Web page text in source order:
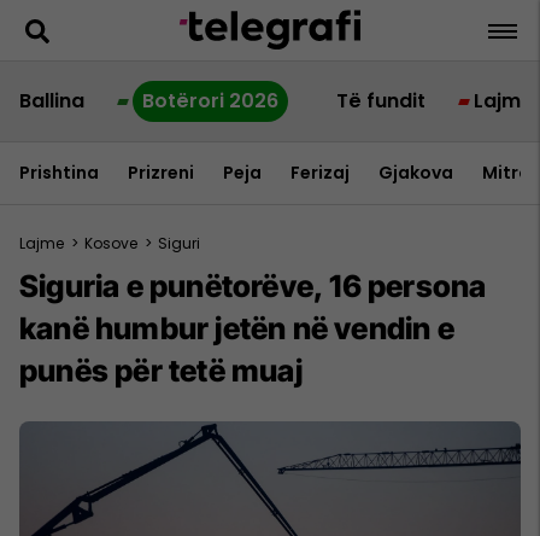
Ballina Botërori 2026 Të fundit Lajme
Prishtina Prizreni Peja Ferizaj Gjakova
Lajme > Kosove > Siguri
Siguria e punëtorëve, 16 persona
kanë humbur jetën në vendin e
punës për tetë muaj